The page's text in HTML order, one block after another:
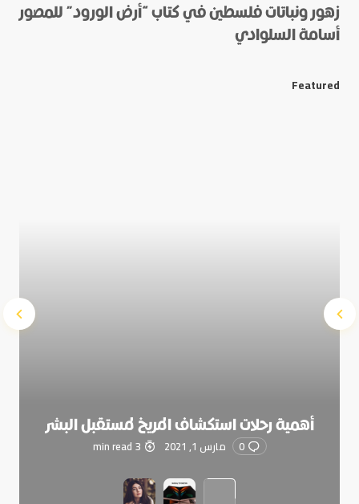
E-mail
*
زهور ونباتات فلسطين في كتاب “أرض الورود” للمصور
أسامة السلوادي
Featured
أهمية رحلات استكشاف المريخ لمستقبل البشر
0 مارس 1, 2021 3 min read